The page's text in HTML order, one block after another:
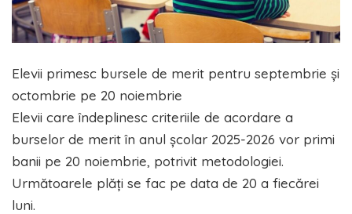
Elevii primesc bursele de merit pentru septembrie și
octombrie pe 20 noiembrie
Elevii care îndeplinesc criteriile de acordare a
burselor de merit în anul școlar 2025-2026 vor primi
banii pe 20 noiembrie, potrivit metodologiei.
Următoarele plăți se fac pe data de 20 a fiecărei
luni.